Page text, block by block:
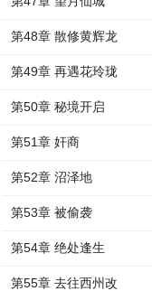
第48章 散修黄辉龙
第49章 再遇花玲珑
第50章 秘境开启
第51章 奸商
第52章 沼泽地
第53章 被偷袭
第54章 绝处逢生
第55章 去往西州改